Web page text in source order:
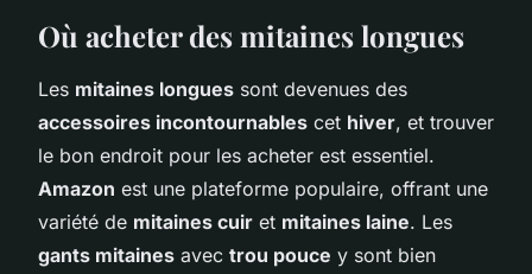
Où acheter des mitaines longues
Les mitaines longues sont devenues des
accessoires incontournables cet hiver, et trouver
le bon endroit pour les acheter est essentiel.
Amazon est une plateforme populaire, offrant une
variété de mitaines cuir et mitaines laine. Les
gants mitaines avec trou pouce y sont bien